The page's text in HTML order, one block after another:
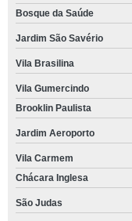
Bosque da Saúde
Jardim São Savério
Vila Brasilina
Vila Gumercindo
Brooklin Paulista
Jardim Aeroporto
Vila Carmem
Chácara Inglesa
São Judas